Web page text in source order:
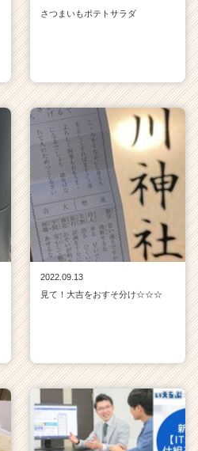
さつまいもポテトサラダ
2022.09.13
見て！大吉をおすそ分け☆☆☆